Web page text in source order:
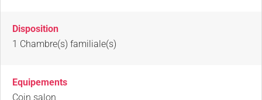
Disposition
1 Chambre(s) familiale(s)
Equipements
Coin salon